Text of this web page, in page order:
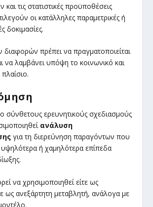
τις στατιστικές προϋποθέσεις
οι κατάλληλες παραμετρικές ή
δοκιμασίες.
διαφορών πρέπει να πραγματοποιείται
να λαμβάνει υπόψη το κοινωνικό και
σύνθετους ερευνητικούς σχεδιασμούς
ανάλυση
για τη διερεύνηση παραγόντων που
υψηλότερα ή χαμηλότερα επίπεδα
να χρησιμοποιηθεί είτε ως
ως ανεξάρτητη μεταβλητή, ανάλογα με